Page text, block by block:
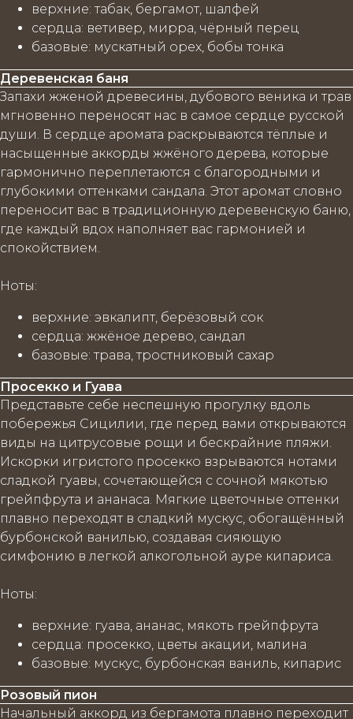
верхние: табак, бергамот, шалфей
сердца: ветивер, мирра, чёрный перец
базовые: мускатный орех, бобы тонка
Деревенская баня
Запахи жженой древесины, дубового веника и трав
мгновенно переносят нас в самое сердце русской
души. В сердце аромата раскрываются тёплые и
насыщенные аккорды жжёного дерева, которые
гармонично переплетаются с благородными и
глубокими оттенками сандала. Этот аромат словно
переносит вас в традиционную деревенскую баню,
где каждый вдох наполняет вас гармонией и
спокойствием.
Ноты:
верхние: эвкалипт, берёзовый сок
сердца: жжёное дерево, сандал
базовые: трава, тростниковый сахар
Просекко и Гуава
Представьте себе неспешную прогулку вдоль
побережья Сицилии, где перед вами открываются
виды на цитрусовые рощи и бескрайние пляжи.
Искорки игристого просекко взрываются нотами
сладкой гуавы, сочетающейся с сочной мякотью
грейпфрута и ананаса. Мягкие цветочные оттенки
плавно переходят в сладкий мускус, обогащённый
бурбонской ванилью, создавая сияющую
симфонию в легкой алкогольной ауре кипариса.
Ноты:
верхние: гуава, ананас, мякоть грейпфрута
сердца: просекко, цветы акации, малина
базовые: мускус, бурбонская ваниль, кипарис
Розовый пион
Начальный аккорд из бергамота плавно переходит